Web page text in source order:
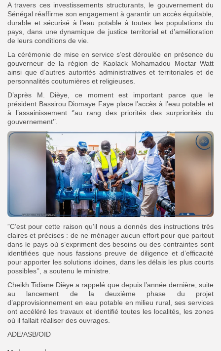
A travers ces investissements structurants, le gouvernement du
Sénégal réaffirme son engagement à garantir un accès équitable,
durable et sécurisé à l’eau potable à toutes les populations du
pays, dans une dynamique de justice territorial et d’amélioration
de leurs conditions de vie.
La cérémonie de mise en service s’est déroulée en présence du
gouverneur de la région de Kaolack Mohamadou Moctar Watt
ainsi que d’autres autorités administratives et territoriales et de
personnalités coutumières et religieuses.
D’après M. Dièye, ce moment est important parce que le
président Bassirou Diomaye Faye place l’accès à l’eau potable et
à l’assainissement ‘’au rang des priorités des surpriorités du
gouvernement’’.
”C’est pour cette raison qu’il nous a donnés des instructions très
claires et précises : de ne ménager aucun effort pour que partout
dans le pays où s’expriment des besoins ou des contraintes sont
identifiées que nous fassions preuve de diligence et d’efficacité
pour apporter les solutions idoines, dans les délais les plus courts
possibles’’, a soutenu le ministre.
Cheikh Tidiane Dièye a rappelé que depuis l’année dernière, suite
au lancement de la deuxième phase du projet
d’approvisionnement en eau potable en milieu rural, ses services
ont accéléré les travaux et identifié toutes les localités, les zones
où il fallait réaliser des ouvrages.
ADE/ASB/OID